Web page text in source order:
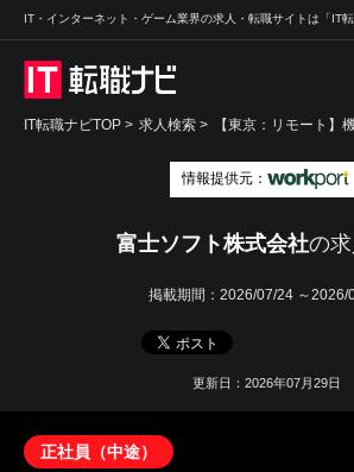
IT・インターネット・ゲーム業界の求人・転職サイトは「IT転
IT転職ナビTOP > 求人検索 > 【東京：リモート】
情報提供元：
富士ソフト株式会社の
掲載期間： 2026/07/24 ～2026/
更新日：2026年07月29日
正社員（中途）